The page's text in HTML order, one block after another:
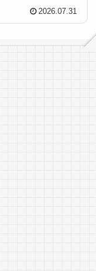
2026.07.31